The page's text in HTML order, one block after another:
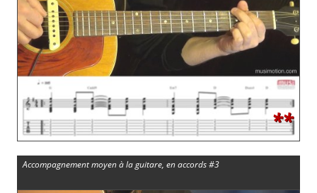
**
Accompagnement moyen à la guitare, en accords #3